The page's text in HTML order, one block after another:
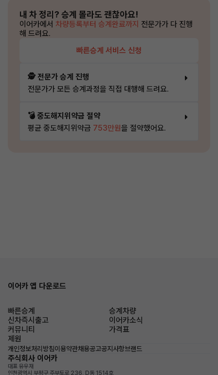
내 차 정리? 승계 몰라도 괜찮아요!
이어카에서 차량등록부터 승계완료까지 전문가가 다 진행
해 드려요.
빠른승계 서비스 신청
🕵️ 전문가 승계 진행
전문가가 모든 승계과정을 직접 대행해 드려요.
💣 중도해지위약금 절약
평균 중도해지위약금 753만원을 절약했어요.
이어카 앱 다운로드
빠른승계
승계차량
신차즉시출고
이어카소식
커뮤니티
가격표
제원
개인정보처리방침이용약관채용공고공지사항브랜드
주식회사 이어카
대표 유우재
인천광역시 부평구 주부토로 236, D동 1514호